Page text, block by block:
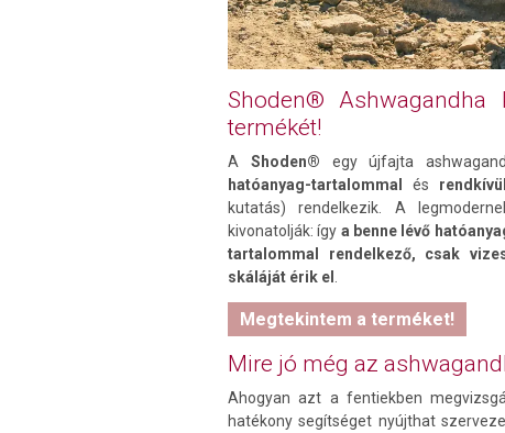
Shoden®
termékét!
A Shoden® egy újfajta
hatóanyag-tartalommal és
kutatás) rendelkezik. A
kivonatolják: így a benne lévő
tartalommal rendelkező, csak
skáláját érik el
Megtekintem a terméket!
Mire jó még az
Ahogyan azt a fentiekben
hatékony segítséget nyújthat